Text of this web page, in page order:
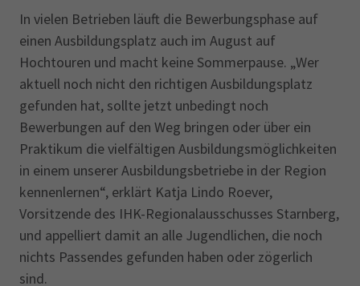
In vielen Betrieben läuft die Bewerbungsphase auf
einen Ausbildungsplatz auch im August auf
Hochtouren und macht keine Sommerpause. „Wer
aktuell noch nicht den richtigen Ausbildungsplatz
gefunden hat, sollte jetzt unbedingt noch
Bewerbungen auf den Weg bringen oder über ein
Praktikum die vielfältigen Ausbildungsmöglichkeiten
in einem unserer Ausbildungsbetriebe in der Region
kennenlernen“, erklärt Katja Lindo Roever,
Vorsitzende des IHK-Regionalausschusses Starnberg,
und appelliert damit an alle Jugendlichen, die noch
nichts Passendes gefunden haben oder zögerlich
sind.